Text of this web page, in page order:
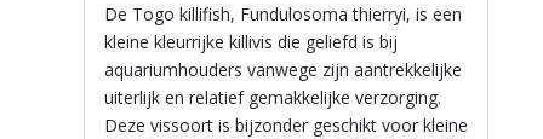
De Togo killifish, Fundulosoma thierryi, is een
kleine kleurrijke killivis die geliefd is bij
aquariumhouders vanwege zijn aantrekkelijke
uiterlijk en relatief gemakkelijke verzorging.
Deze vissoort is bijzonder geschikt voor kleine